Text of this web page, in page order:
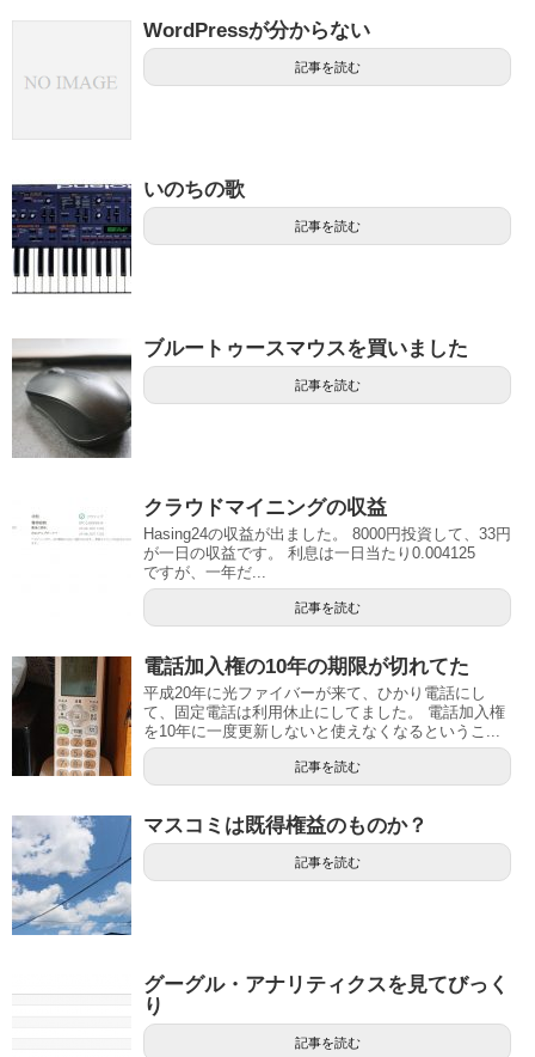
WordPressが分からない
記事を読む
いのちの歌
記事を読む
ブルートゥースマウスを買いました
記事を読む
クラウドマイニングの収益
Hasing24の収益が出ました。 8000円投資して、33円
が一日の収益です。 利息は一日当たり0.004125
ですが、一年だ...
記事を読む
電話加入権の10年の期限が切れてた
平成20年に光ファイバーが来て、ひかり電話にし
て、固定電話は利用休止にしてました。 電話加入権
を10年に一度更新しないと使えなくなるというこ...
記事を読む
マスコミは既得権益のものか？
記事を読む
グーグル・アナリティクスを見てびっく
り
記事を読む